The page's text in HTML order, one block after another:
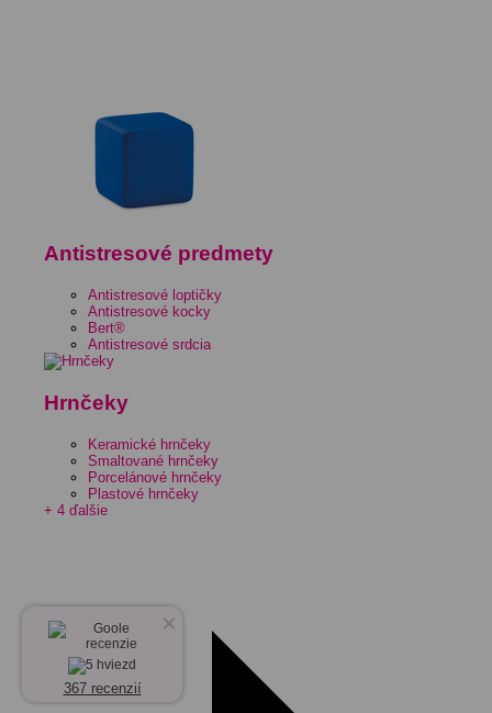
Antistresové predmety
Antistresové loptičky
Antistresové kocky
Bert®
Antistresové srdcia
Hrnčeky
Keramické hrnčeky
Smaltované hrnčeky
Porcelánové hrnčeky
Plastové hrnčeky
+ 4 ďalšie
×
367 recenzií